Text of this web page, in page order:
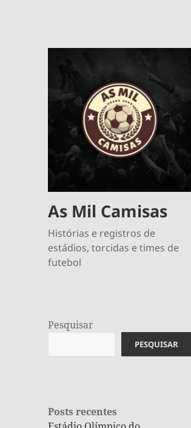
As Mil Camisas
Histórias e registros de
estádios, torcidas e times de
futebol
Pesquisar
PESQUISAR
Posts recentes